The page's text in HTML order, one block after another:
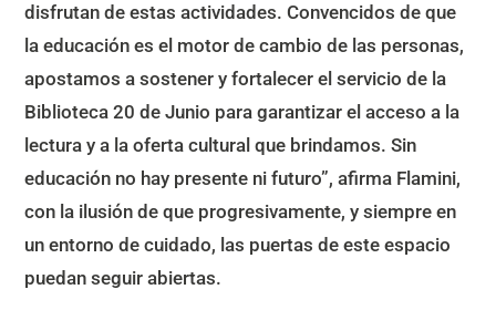
disfrutan de estas actividades. Convencidos de que
la educación es el motor de cambio de las personas,
apostamos a sostener y fortalecer el servicio de la
Biblioteca 20 de Junio para garantizar el acceso a la
lectura y a la oferta cultural que brindamos. Sin
educación no hay presente ni futuro”, afirma Flamini,
con la ilusión de que progresivamente, y siempre en
un entorno de cuidado, las puertas de este espacio
puedan seguir abiertas.